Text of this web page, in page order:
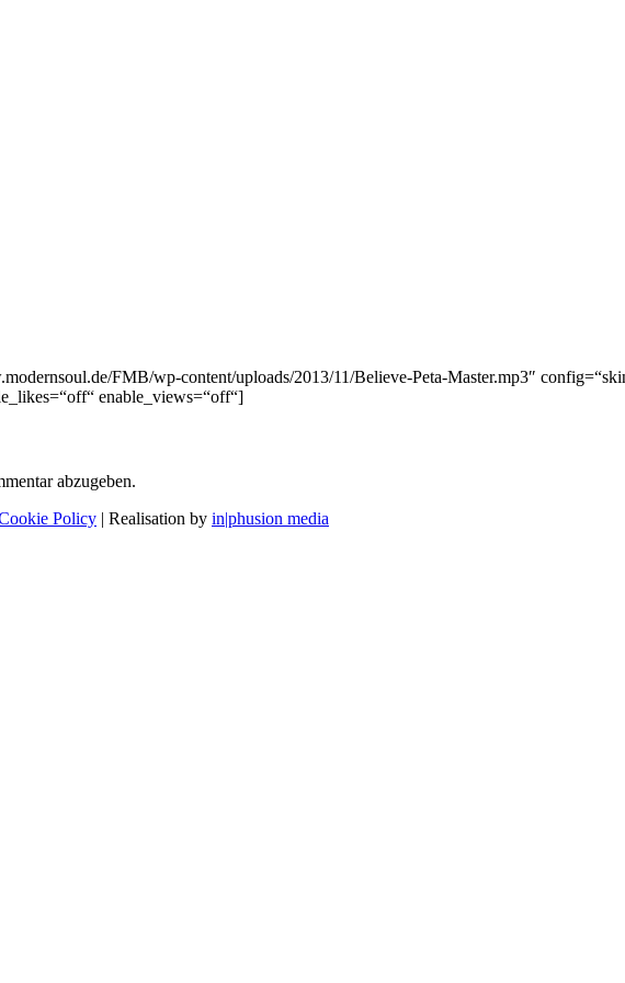
FMB/wp-content/uploads/2013/11/Believe-Peta-Master.mp3″
enable_views=“off“]
abzugeben.
Policy | Realisation by in|phusion media